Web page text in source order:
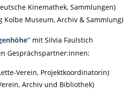
Kinemathek, Sammlungen)
Kolbe Museum, Archiv & Sammlung)
mit Silvia Faulstich
Gesprächspartner:innen:
Verein, Projektkoordinatorin)
Archiv und Bibliothek)